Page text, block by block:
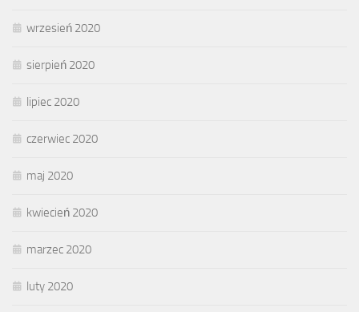
wrzesień 2020
sierpień 2020
lipiec 2020
czerwiec 2020
maj 2020
kwiecień 2020
marzec 2020
luty 2020